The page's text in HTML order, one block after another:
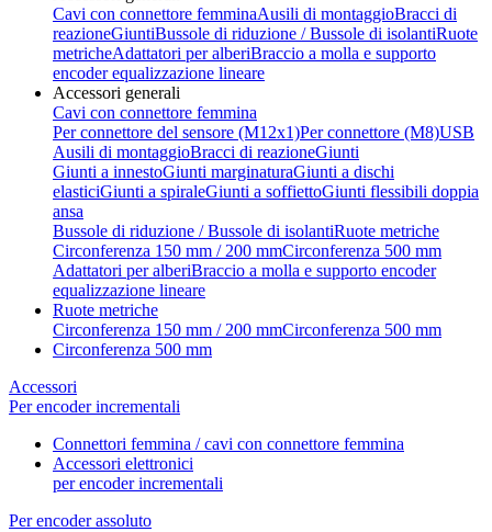
Cavi con connettore femminaAusili di montaggioBracci di
reazioneGiuntiBussole di riduzione / Bussole di isolantiRuote
metricheAdattatori per alberiBraccio a molla e supporto
encoder equalizzazione lineare
Accessori generali
Cavi con connettore femmina
Per connettore del sensore (M12x1)Per connettore (M8)USB
Ausili di montaggioBracci di reazioneGiunti
Giunti a innestoGiunti marginaturaGiunti a dischi
elasticiGiunti a spiraleGiunti a soffiettoGiunti flessibili doppia
ansa
Bussole di riduzione / Bussole di isolantiRuote metriche
Circonferenza 150 mm / 200 mmCirconferenza 500 mm
Adattatori per alberiBraccio a molla e supporto encoder
equalizzazione lineare
Ruote metriche
Circonferenza 150 mm / 200 mmCirconferenza 500 mm
Circonferenza 500 mm
Accessori
Per encoder incrementali
Connettori femmina / cavi con connettore femmina
Accessori elettronici
per encoder incrementali
Per encoder assoluto